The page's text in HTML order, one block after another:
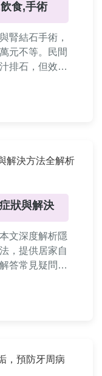
食,手術
腎結石手術，
元不等。民間
排石，但效果
議諮詢醫生選
狀與解決
文深度解析隱
，提供居家自
答常見疑問，